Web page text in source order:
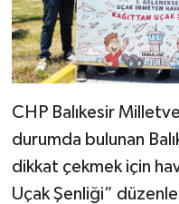
CHP Balıkesir
durumda bulunan
dikkat çekmek için
Uçak Şenliği”